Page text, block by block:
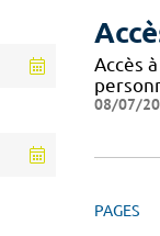
Accès
08/07/
PAGES